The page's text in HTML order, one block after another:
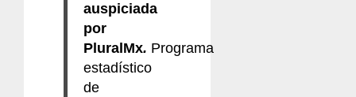
auspiciada
por
PluralMx. Programa
estadístico
de